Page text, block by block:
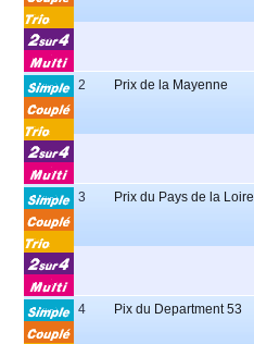
2 Prix de la Mayenne
3 Prix du Pays de la Loire
4 Pix du Department 53